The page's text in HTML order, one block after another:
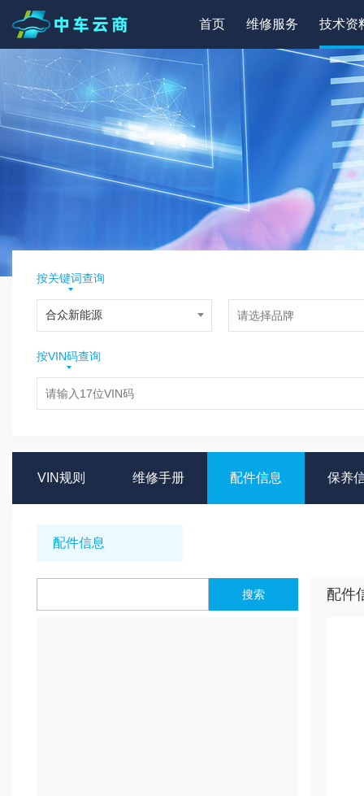
首页 维修服务 技术资
按关键词查询
按VIN码查询
VIN规则 维修手册 配件信息 保养
配件信息
搜索 配件